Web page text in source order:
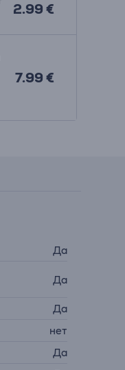
2.99 €
7.99 €
Да
Да
Да
нет
Да